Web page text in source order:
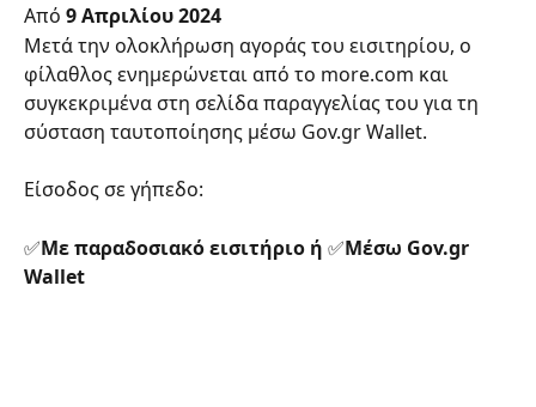
Από 9 Απριλίου 2024
Μετά την ολοκλήρωση αγοράς του εισιτηρίου, ο
φίλαθλος ενημερώνεται από το more.com και
συγκεκριμένα στη σελίδα παραγγελίας του για τη
σύσταση ταυτοποίησης μέσω Gov.gr Wallet.
Είσοδος σε γήπεδο:​
✅Με παραδοσιακό εισιτήριο ή ✅Μέσω Gov.gr
Wallet